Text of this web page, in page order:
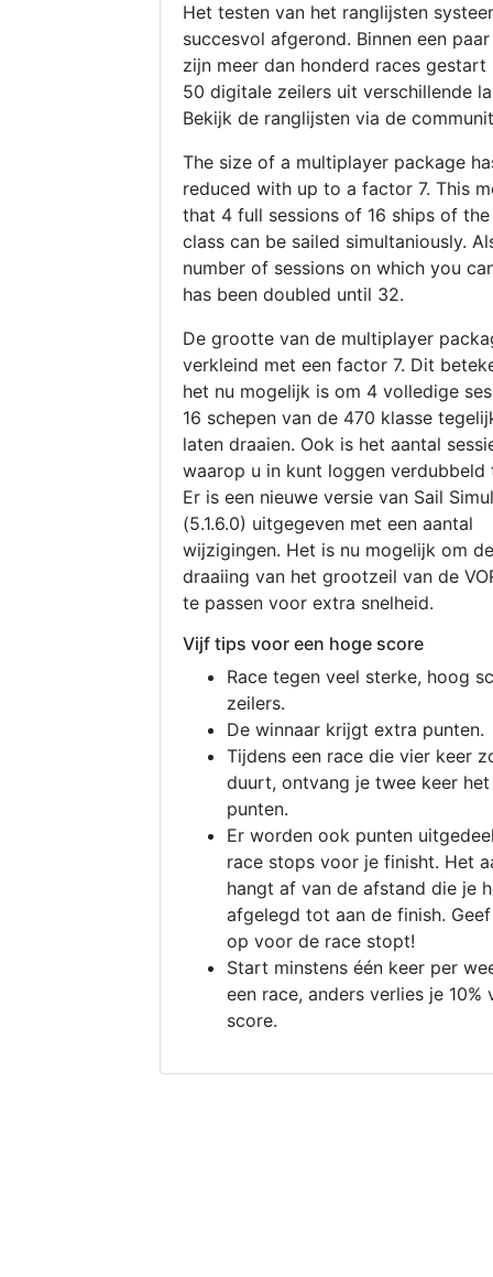
Het testen van het ranglijsten
succesvol afgerond. Binnen een
zijn meer dan honderd races gestart
50 digitale zeilers uit verschillende
Bekijk de ranglijsten via de
The size of a multiplayer package
reduced with up to a factor 7. This
that 4 full sessions of 16 ships of
class can be sailed simultaniously.
number of sessions on which you
has been doubled until 32.
De grootte van de multiplayer
verkleind met een factor 7. Dit
het nu mogelijk is om 4 volledige
16 schepen van de 470 klasse
laten draaien. Ook is het aantal
waarop u in kunt loggen verdubbeld
Er is een nieuwe versie van Sail
(5.1.6.0) uitgegeven met een aantal
wijzigingen. Het is nu mogelijk om de
draaiing van het grootzeil van de
te passen voor extra snelheid.
Vijf tips voor een hoge score
Race tegen veel sterke, hoog
zeilers.
De winnaar krijgt extra punten.
Tijdens een race die vier keer
duurt, ontvang je twee keer
punten.
Er worden ook punten
race stops voor je finisht. Het
hangt af van de afstand die je
afgelegd tot aan de finish.
op voor de race stopt!
Start minstens één keer per
een race, anders verlies je 10%
score.